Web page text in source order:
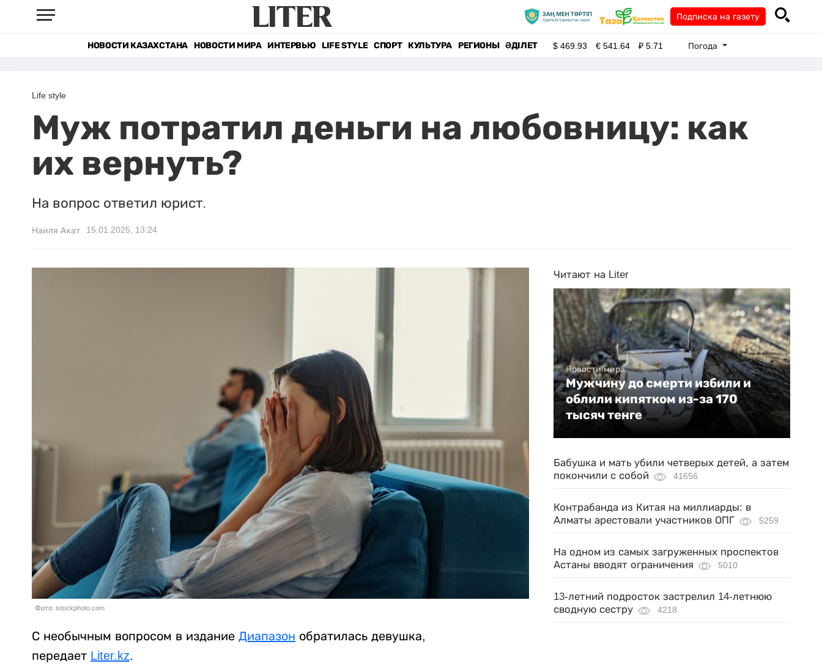
Подписка на газету
НОВОСТИ КАЗАХСТАНА НОВОСТИ МИРА ИНТЕРВЬЮ LIFE STYLE СПОРТ КУЛЬТУРА РЕГИОНЫ ӘДІЛЕТ $469.93 €541.64 ₽5.71 Погода
Life style
Муж потратил деньги на любовницу: как
их вернуть?
На вопрос ответил юрист.
Наиля Ахат 15.01.2025, 13:24
Фото: istockphoto.com
С необычным вопросом в издание Диапазон обратилась девушка,
передает Liter.kz.
Читают на Liter
Новости мира
Мужчину до смерти избили и
облили кипятком из-за 170
тысяч тенге
Бабушка и мать убили четверых детей, а затем
покончили с собой
41656
Контрабанда из Китая на миллиарды: в
Алматы арестовали участников ОПГ
5259
На одном из самых загруженных проспектов
Астаны вводят ограничения
5010
13-летний подросток застрелил 14-летнюю
сводную сестру
4218